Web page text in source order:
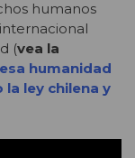
humanos
(vea la
humanidad
ley chilena y